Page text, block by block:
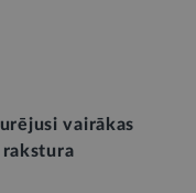
vairākas
rakstura